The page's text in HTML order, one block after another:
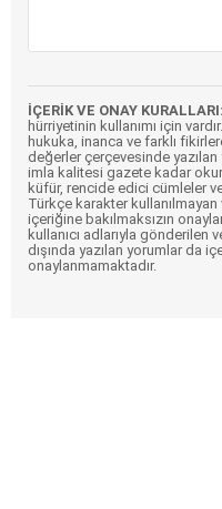
İÇERİK VE ONAY KURALLARI:
hürriyetinin kullanımı için
hukuka, inanca ve farklı
değerler çerçevesinde yazılan
imla kalitesi gazete kadar
küfür, rencide edici cümleler
Türkçe karakter
içeriğine bakılmaksızın
kullanıcı adlarıyla gönderilen
dışında yazılan yorumlar da
onaylanmamaktadır.